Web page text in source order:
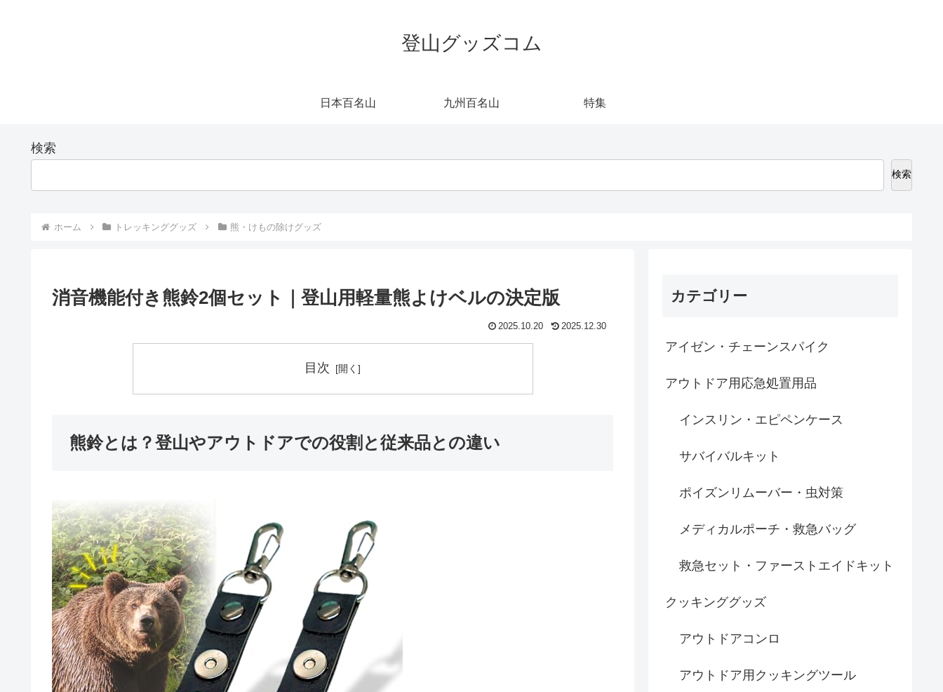
登山グッズコム
日本百名山 九州百名山 特集
検索
検索
ホーム トレッキンググッズ 熊・けもの除けグッズ
消音機能付き熊鈴2個セット｜登山用軽量熊よけベルの決定版
2025.10.20 2025.12.30
目次
熊鈴とは？登山やアウトドアでの役割と従来品との違い
カテゴリー
アイゼン・チェーンスパイク
アウトドア用応急処置用品
インスリン・エピペンケース
サバイバルキット
ポイズンリムーバー・虫対策
メディカルポーチ・救急バッグ
救急セット・ファーストエイドキット
クッキンググッズ
アウトドアコンロ
アウトドア用クッキングツール